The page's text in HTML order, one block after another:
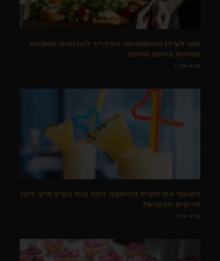
סוף לעידן החמגשיות: המדריך לארוחות עסקיות
ארוזות ברמת גורמה
קרא עוד »
לשבור את הקרח (והחום): למה כנס בקיץ חייב דוכן
שייקים טבעיים?
קרא עוד »